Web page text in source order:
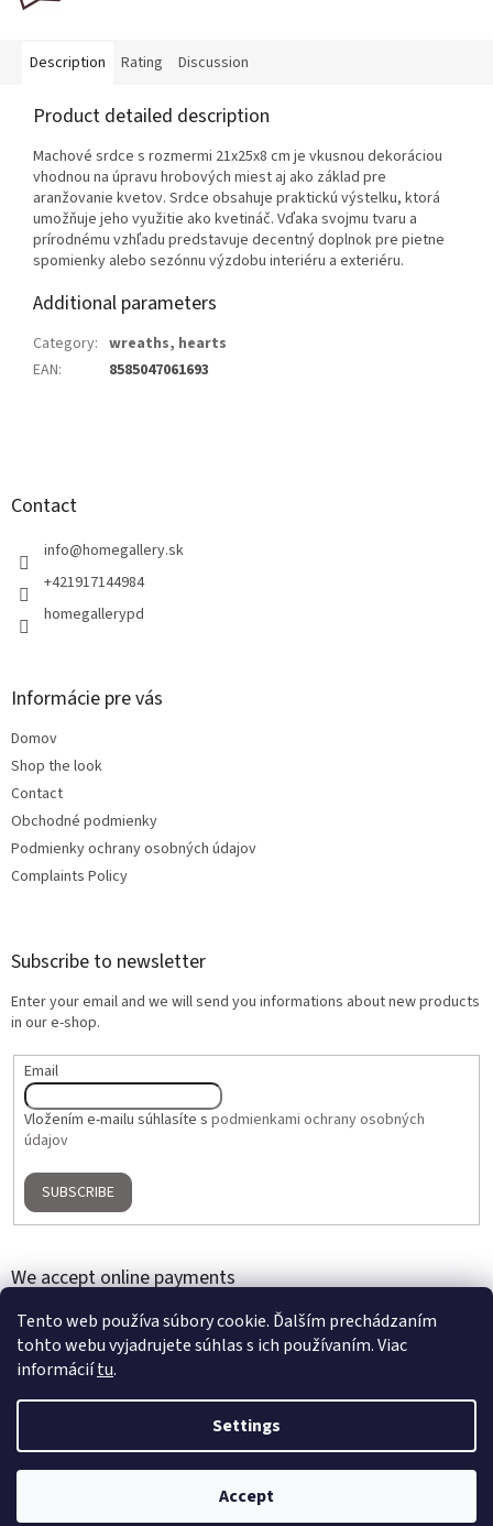
Tento web používa súbory cookie. Ďalším prechádzaním
tohto webu vyjadrujete súhlas s ich používaním. Viac
informáciítu.
Settings
Accept
Description Rating Discussion
Product detailed description
Machové srdce s rozmermi 21x25x8 cm je vkusnou dekoráciou
vhodnou na úpravu hrobových miest aj ako základ pre
aranžovanie kvetov. Srdce obsahuje praktickú výstelku, ktorá
umožňuje jeho využitie ako kvetináč. Vďaka svojmu tvaru a
prírodnému vzhľadu predstavuje decentný doplnok pre pietne
spomienky alebo sezónnu výzdobu interiéru a exteriéru.
Additional parameters
Category: wreaths, hearts
EAN: 8585047061693
Contact
info@homegallery.sk
+421917144984
homegallerypd
Informácie pre vás
Domov
Shop the look
Contact
Obchodné podmienky
Podmienky ochrany osobných údajov
Complaints Policy
Subscribe to newsletter
Enter your email and we will send you informations about new products
in our e-shop.
Email
Vložením e-mailu súhlasíte s podmienkami ochrany osobných
údajov
SUBSCRIBE
We accept online payments
Created by Shoptet
Home Gallery